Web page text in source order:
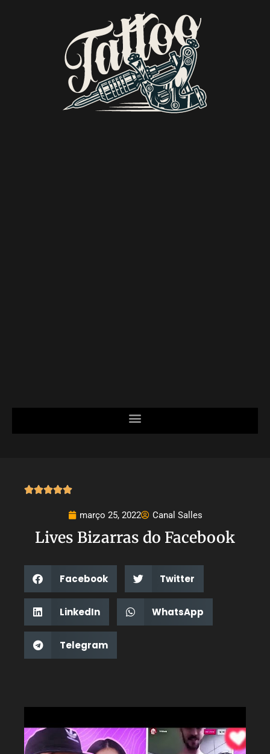

março 25, 2022 Canal Salles
Lives Bizarras do Facebook
Facebook Twitter
LinkedIn WhatsApp
Telegram